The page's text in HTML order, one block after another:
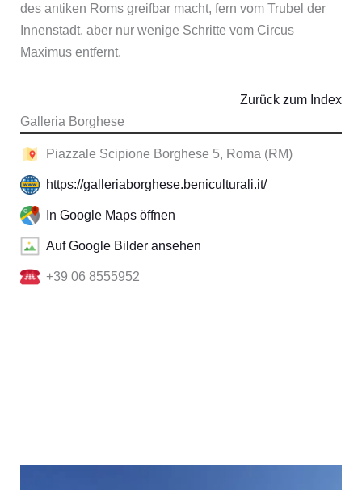
des antiken Roms greifbar macht, fern vom Trubel der
Innenstadt, aber nur wenige Schritte vom Circus
Maximus entfernt.
Galleria Borghese
Zurück zum Index
Piazzale Scipione Borghese 5, Roma (RM)
https://galleriaborghese.beniculturali.it/
In Google Maps öffnen
Auf Google Bilder ansehen
+39 06 8555952